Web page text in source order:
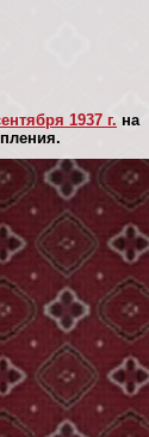
1937 г. на